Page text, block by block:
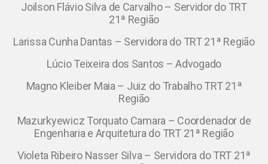
Joilson Flávio Silva de Carvalho – Servidor do TRT
21ª Região
Larissa Cunha Dantas – Servidora do TRT 21ª Região
Lúcio Teixeira dos Santos – Advogado
Magno Kleiber Maia – Juiz do Trabalho TRT 21ª
Região
Mazurkyewicz Torquato Camara – Coordenador de
Engenharia e Arquitetura do TRT 21ª Região
Violeta Ribeiro Nasser Silva – Servidora do TRT 21ª